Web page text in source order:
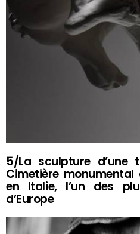
5/La sculpture d’une
Cimetière
en Italie, l’un des
d’Europe